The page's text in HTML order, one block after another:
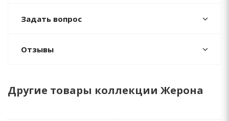
Задать вопрос
Отзывы
Другие товары коллекции Жерона